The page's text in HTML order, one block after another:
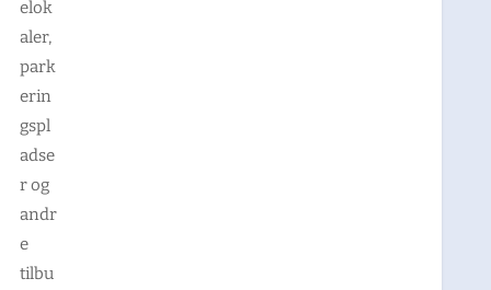
elok
aler,
park
erin
gspl
adse
r og
andr
e
tilbu